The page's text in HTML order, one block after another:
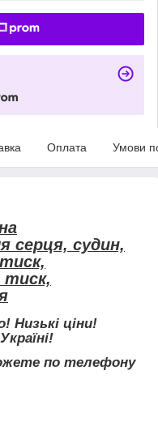
Оплата Умови
серця, судин,
тиск,
Низькі ціни!
по телефону